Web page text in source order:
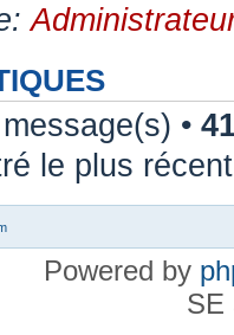
message(s) •
le plus
Powered by
SE